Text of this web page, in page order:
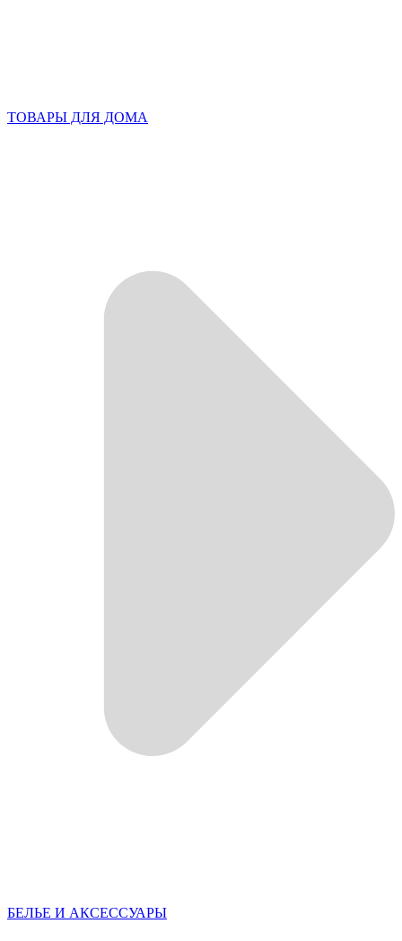
ТОВАРЫ ДЛЯ ДОМА
БЕЛЬЕ И АКСЕССУАРЫ